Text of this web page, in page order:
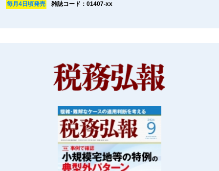
毎月4日頃発売 雑誌コード：01407-xx